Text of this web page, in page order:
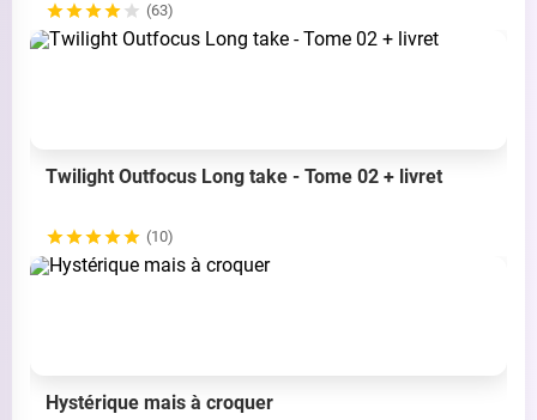
(63)
Twilight Outfocus Long take - Tome 02 + livret
(10)
Hystérique mais à croquer